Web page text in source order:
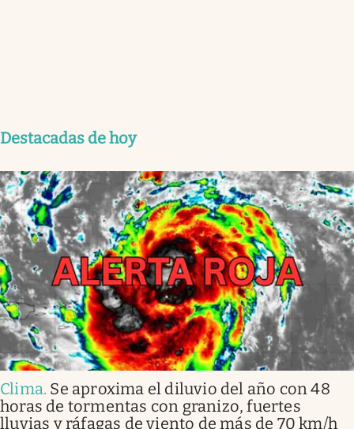
Destacadas de hoy
Clima. Se aproxima el diluvio del año con 48
horas de tormentas con granizo, fuertes
lluvias y ráfagas de viento de más de 70 km/h